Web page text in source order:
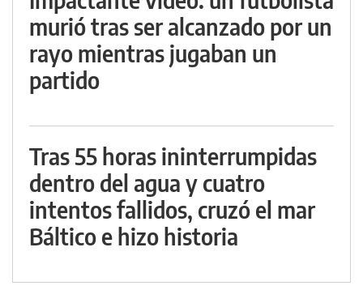
murió tras ser alcanzado por un
rayo mientras jugaban un
partido
Tras 55 horas ininterrumpidas
dentro del agua y cuatro
intentos fallidos, cruzó el mar
Báltico e hizo historia